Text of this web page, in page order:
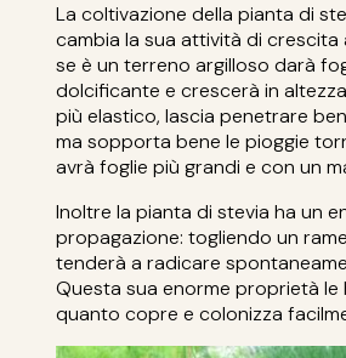
La coltivazione della pianta di
cambia la sua attività di
se è un terreno argilloso darà
dolcificante e crescerà in
più elastico, lascia penetrare
ma sopporta bene le pioggie
avrà foglie più grandi e con un
Inoltre la pianta di stevia ha un
propagazione: togliendo un
tenderà a radicare
Questa sua enorme proprietà le
quanto copre e colonizza